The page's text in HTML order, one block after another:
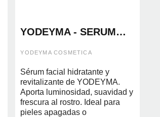
YODEYMA - SERUM
YODEYMA COSMETICA
Sérum facial hidratante y
revitalizante de YODEYMA.
Aporta luminosidad, suavidad y
frescura al rostro. Ideal para
pieles apagadas o